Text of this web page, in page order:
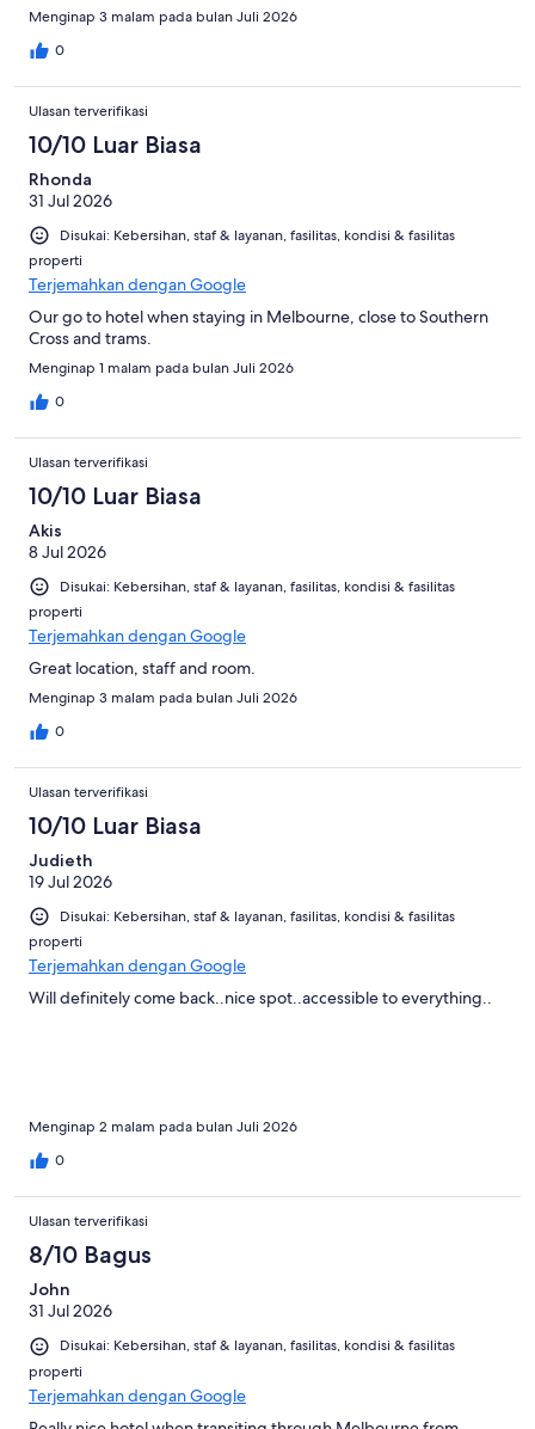
Menginap 3 malam pada bulan Juli 2026
0
Ulasan terverifikasi
10/10 Luar Biasa
Rhonda
31 Jul 2026
Disukai: Kebersihan, staf & layanan, fasilitas, kondisi & fasilitas
properti
Terjemahkan dengan Google
Our go to hotel when staying in Melbourne, close to Southern
Cross and trams.
Menginap 1 malam pada bulan Juli 2026
0
Ulasan terverifikasi
10/10 Luar Biasa
Akis
8 Jul 2026
Disukai: Kebersihan, staf & layanan, fasilitas, kondisi & fasilitas
properti
Terjemahkan dengan Google
Great location, staff and room.
Menginap 3 malam pada bulan Juli 2026
0
Ulasan terverifikasi
10/10 Luar Biasa
Judieth
19 Jul 2026
Disukai: Kebersihan, staf & layanan, fasilitas, kondisi & fasilitas
properti
Terjemahkan dengan Google
Will definitely come back..nice spot..accessible to everything..
Menginap 2 malam pada bulan Juli 2026
0
Ulasan terverifikasi
8/10 Bagus
John
31 Jul 2026
Disukai: Kebersihan, staf & layanan, fasilitas, kondisi & fasilitas
properti
Terjemahkan dengan Google